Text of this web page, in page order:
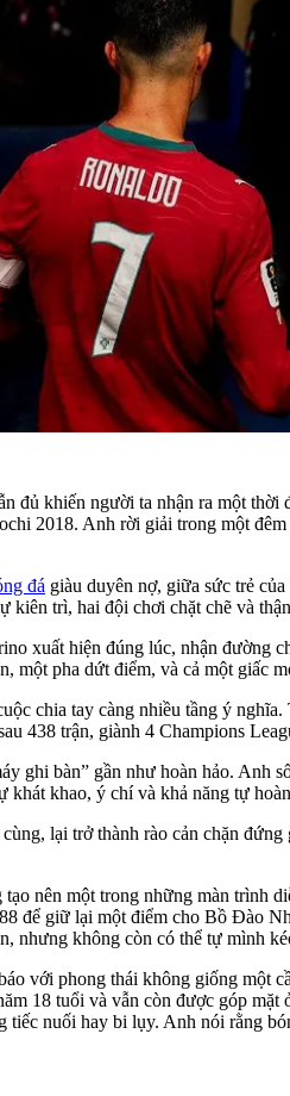
đủ khiến người ta nhận ra một thời
2018. Anh rời giải trong một
đá giàu duyên nợ, giữa sức trẻ
trì, hai đội chơi chặt chẽ và
xuất hiện đúng lúc, nhận đường
một pha dứt điểm, và cả một giấc
chia tay càng nhiều tầng ý
438 trận, giành 4 Champions
ghi bàn” gần như hoàn hảo.
khao, ý chí và khả năng tự
lại trở thành rào cản chặn
nên một trong những màn trình
để giữ lại một điểm cho Bồ Đào
nhưng không còn có thể tự mình
với phong thái không giống một
18 tuổi và vẫn còn được góp
nuối hay bi lụy. Anh nói rằng